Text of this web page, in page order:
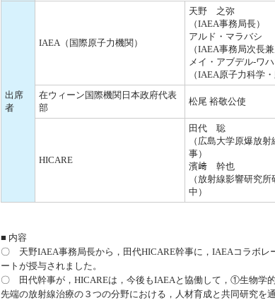
出席
者
IAEA（国際原子力機関）
天野 之弥
（IAEA事務局長）
アルド・マラバシ
（IAEA事務局次長
メイ・アブデル-ワ
（IAEA原子力科学
在ウィーン国際機関日本政府代表
部
松尾 裕敬公使
HICARE
田代 聡
（広島大学原爆放
事）
濱﨑 幹也
（放射線影響研究
中）
■ 内容
〇 天野IAEA事務局長から，田代HICARE幹事に，IAEAコラボレ
ートが授与されました。
〇 田代幹事が，HICAREは，今後もIAEAと協働して，①生物学
先端の放射線治療の３つの分野における，人材育成と共同研究を